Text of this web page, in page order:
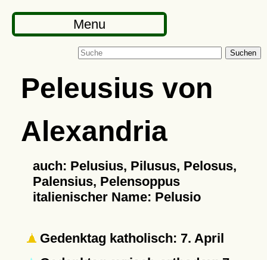
Menu
Suchen
Peleusius von
Alexandria
auch: Pelusius, Pilusus, Pelosus,
Palensius, Pelensoppus
italienischer Name: Pelusio
Gedenktag katholisch: 7. April